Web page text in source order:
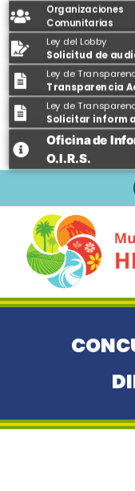
Organizaciones
Comunitarias
Ley del Lobby
Solicitud de
Ley de
Transparencia
Ley de
Solicitar
Oficina de
O.I.R.S.